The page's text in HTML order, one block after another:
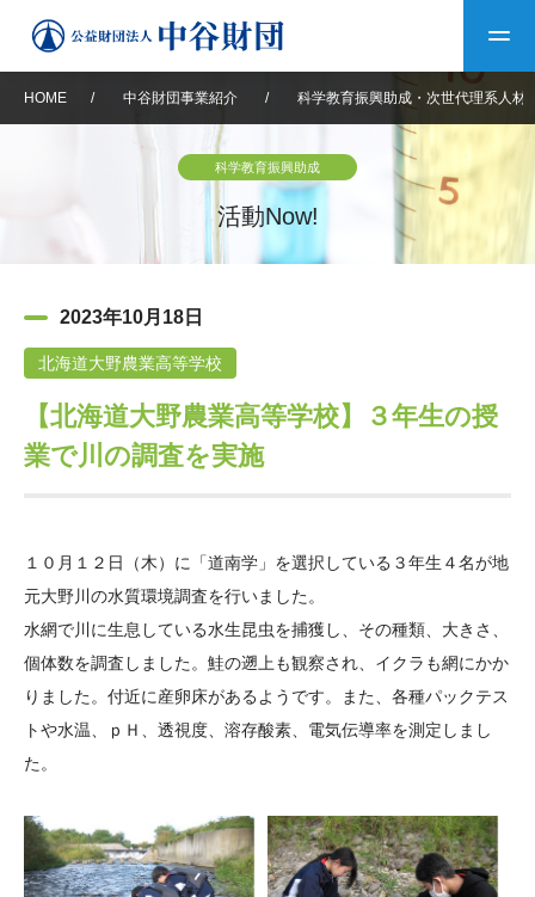
中谷財団について
設立趣意書
沿革 40年史デジタルブック
役員・評議員 公開情報
年報一覧 中谷財団レポート
中谷財団事業紹介
神戸賞 長期大型研究助成
大学院生奨学金
国際学生交流プログラ
ム
科学教育振興助成・
次世代理系人材育成プ
ログラム助成
中谷財団動画紹介
その他情報
アクセス よくあるご質問
サイトマップ 中谷財団アーカイブ
日本語 English
HOME / 中谷財団事業紹介 / 科学教育振興助成・次世代理系人材
科学教育振興助成
活動Now!
2023年10月18日
北海道大野農業高等学校
【北海道大野農業高等学校】３年生の授
業で川の調査を実施
１０月１２日（木）に「道南学」を選択している３年生４名が地
元大野川の水質環境調査を行いました。
水網で川に生息している水生昆虫を捕獲し、その種類、大きさ、
個体数を調査しました。鮭の遡上も観察され、イクラも網にかか
りました。付近に産卵床があるようです。また、各種パックテス
トや水温、ｐＨ、透視度、溶存酸素、電気伝導率を測定しまし
た。